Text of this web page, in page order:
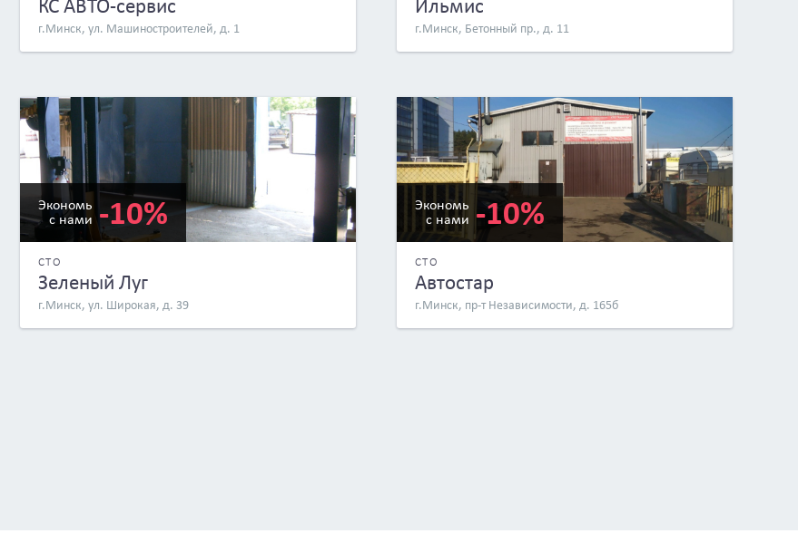
КС АВТО-сервис
г.Минск, ул. Машиностроителей, д. 1
Ильмис
г.Минск, Бетонный пр., д. 11
Экономь
с нами -10%
СТО
Зеленый Луг
г.Минск, ул. Широкая, д. 39
Экономь
с нами -10%
СТО
Автостар
г.Минск, пр-т Независимости, д. 165б